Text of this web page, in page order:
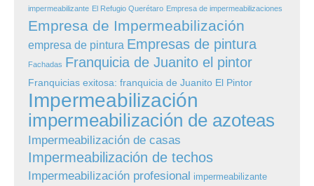
impermeabilizante El Refugio Querétaro Empresa de impermeabilizaciones
Empresa de Impermeabilización
empresa de pintura Empresas de pintura
Fachadas Franquicia de Juanito el pintor
Franquicias exitosa: franquicia de Juanito El Pintor
Impermeabilización
impermeabilización de azoteas
Impermeabilización de casas
Impermeabilización de techos
Impermeabilización profesional impermeabilizante